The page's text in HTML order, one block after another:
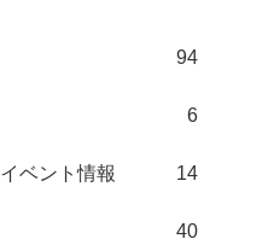
94
6
ベント情報 14
40